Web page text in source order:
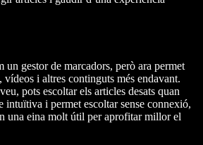
un gestor de marcadors, però ara permet
vídeos i altres continguts més endavant.
pots escoltar els articles desats quan
i permet escoltar sense connexió,
una eina molt útil per aprofitar millor el